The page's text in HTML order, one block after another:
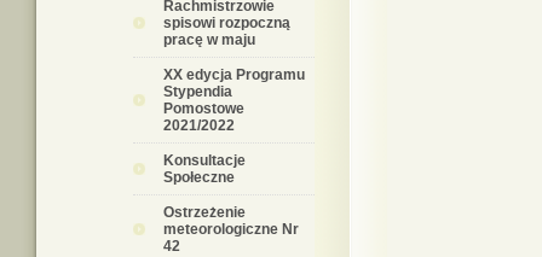
Rachmistrzowie
spisowi rozpoczną
pracę w maju
XX edycja Programu
Stypendia
Pomostowe
2021/2022
Konsultacje
Społeczne
Ostrzeżenie
meteorologiczne Nr
42